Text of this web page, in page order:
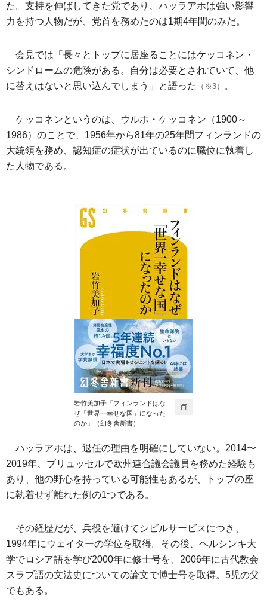
た。支持を伸ばしてきた党であり、ハッラアホは強い影響
力を持つ人物だが、党首を務めたのは1期4年間のみだ。
会見では「長々とトップに居座ることにはケッコネン・
シンドロームの危険がある。自分は必要とされていて、他
に替えはないと思い込んでしまう」と語った
（※3） 。
ケッコネンというのは、ウルホ・ケッコネン（1900～
1986）のことで、1956年から81年の25年間フィンランドの
大統領を務め、認知症の症状が出ているのに職位に執着し
た人物である。
岩竹美加子『フィンランドはな
ぜ「世界一幸せな国」になった
のか』（幻冬舎新書）
ハッラアホは、退任の理由を明確にしていない。2014〜
2019年、ブリュッセルで欧州連合議会議員を務めた経験も
あり、他の野心を持っている可能性もあるが、トップの座
に執着せず離れた例の1つである。
その経歴だが、兵役を避けてシビルサービスにつき、
1994年にウェイターの学位を取得。その後、ヘルシンキ大
学でロシア語を学び2000年に修士号を、2006年に古代教会
スラブ語の文法史についての論文で博士号を取得。5児の父
でもある。